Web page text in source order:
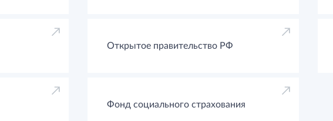
Открытое правительство РФ
Фонд социального страхования